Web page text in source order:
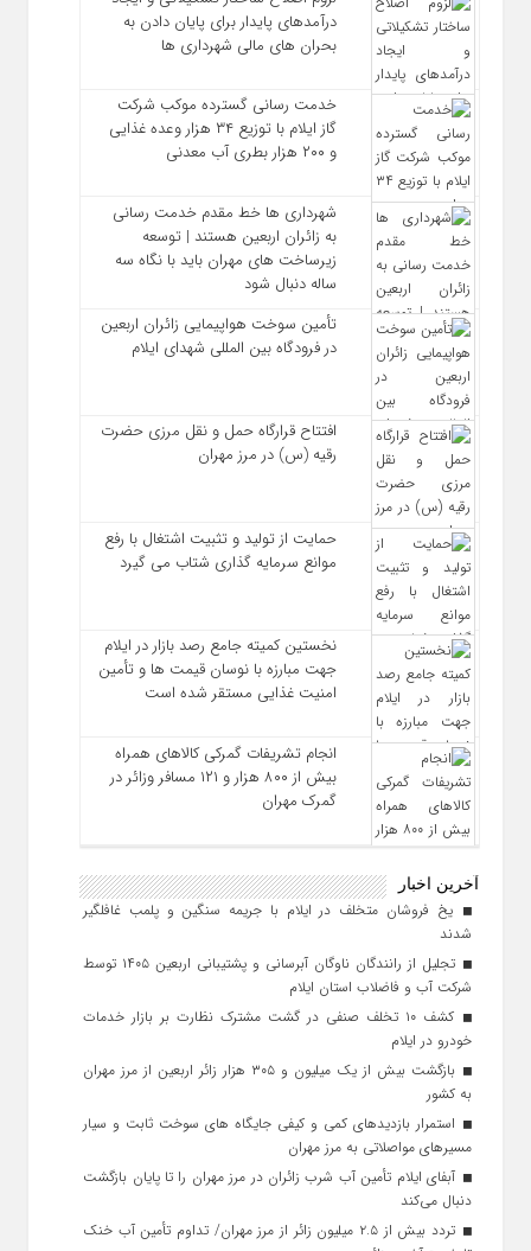
درآمدهای پایدار برای پایان دادن به
بحران‌ های مالی شهرداری‌ ها
خدمت رسانی گسترده موکب شرکت
گاز ایلام با توزیع ۳۴ هزار وعده غذایی
و ۲۰۰ هزار بطری آب معدنی
شهرداری‌ ها خط مقدم خدمت ‌رسانی
به زائران اربعین هستند | توسعه
زیرساخت ‌های مهران باید با نگاه سه‌
ساله دنبال شود
تأمین سوخت هواپیمایی زائران اربعین
در فرودگاه بین المللی شهدای ایلام
افتتاح قرارگاه حمل‌ و نقل مرزی حضرت
رقیه (س) در مرز مهران
حمایت از تولید و تثبیت اشتغال با رفع
موانع سرمایه‌ گذاری شتاب می‌ گیرد
نخستین کمیته جامع رصد بازار در ایلام
جهت مبارزه با نوسان قیمت‌ ها و تأمین
امنیت غذایی مستقر شده است
انجام تشریفات گمرکی کالاهای همراه
بیش از ۸۰۰ هزار و ۱۲۱ مسافر وزائر در
گمرک مهران
آخرین اخبار
یخ‌ فروشان متخلف در ایلام با جریمه سنگین و پلمب غافلگیر
شدند
تجلیل از رانندگان ناوگان آبرسانی و پشتیبانی اربعین ۱۴۰۵ توسط
شرکت آب و فاضلاب استان ایلام
کشف ۱۰ تخلف صنفی در گشت مشترک نظارت بر بازار خدمات
خودرو در ایلام
بازگشت بیش از یک میلیون و ۳۰۵ هزار زائر اربعین از مرز مهران
به کشور
استمرار بازدیدهای کمی و کیفی جایگاه‌ های سوخت ثابت و سیار
مسیرهای مواصلاتی به مرز مهران
آبفای ایلام تأمین آب شرب زائران در مرز مهران را تا پایان بازگشت
دنبال می‌کند
تردد بیش از ۲.۵ میلیون زائر از مرز مهران/ تداوم تأمین آب خنک